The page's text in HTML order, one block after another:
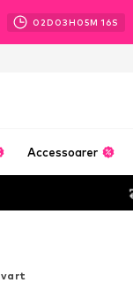
02D 03H 05M 15S
Accessoarer